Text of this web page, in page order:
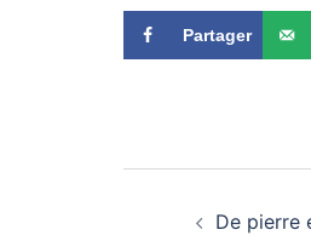
Partager
De pierre